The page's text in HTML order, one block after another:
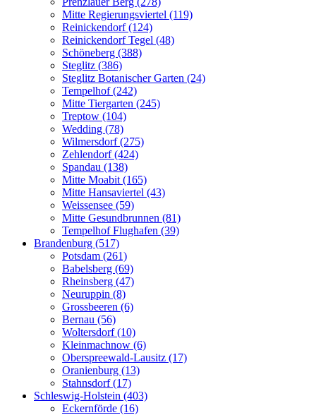
Mitte Regierungsviertel (119)
Reinickendorf (124)
Reinickendorf Tegel (48)
Schöneberg (388)
Steglitz (386)
Steglitz Botanischer Garten (24)
Tempelhof (242)
Mitte Tiergarten (245)
Treptow (104)
Wedding (78)
Wilmersdorf (275)
Zehlendorf (424)
Spandau (138)
Mitte Moabit (165)
Mitte Hansaviertel (43)
Weissensee (59)
Mitte Gesundbrunnen (81)
Tempelhof Flughafen (39)
Brandenburg (517)
Potsdam (261)
Babelsberg (69)
Rheinsberg (47)
Neuruppin (8)
Grossbeeren (6)
Bernau (56)
Woltersdorf (10)
Kleinmachnow (6)
Oberspreewald-Lausitz (17)
Oranienburg (13)
Stahnsdorf (17)
Schleswig-Holstein (403)
Eckernförde (16)